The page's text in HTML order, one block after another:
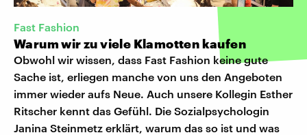
Fast Fashion
Warum wir zu viele Klamotten kaufen
Obwohl wir wissen, dass Fast Fashion keine gute
Sache ist, erliegen manche von uns den Angeboten
immer wieder aufs Neue. Auch unsere Kollegin Esther
Ritscher kennt das Gefühl. Die Sozialpsychologin
Janina Steinmetz erklärt, warum das so ist und was